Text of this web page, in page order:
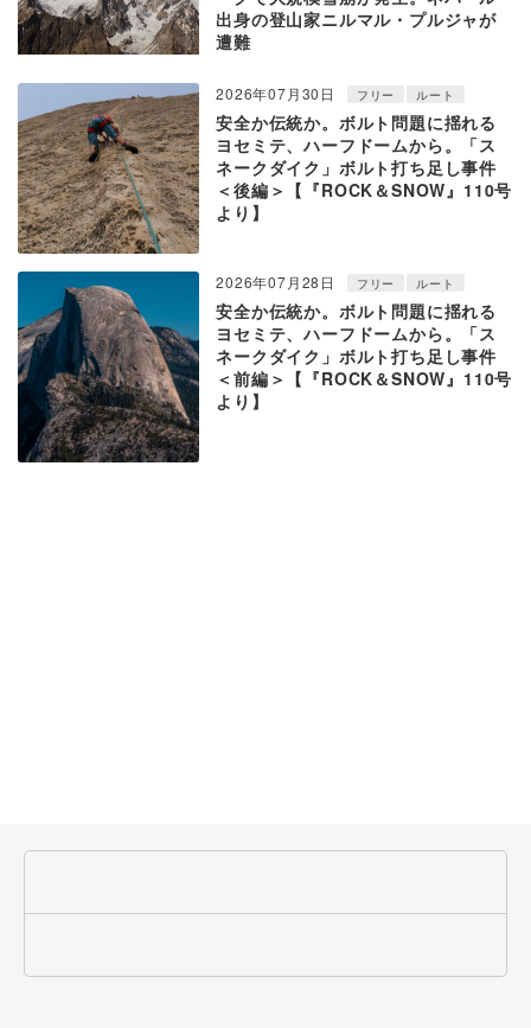
出身の登山家ニルマル・プルジャが
遭難
2026年07月30日 フリー ルート
安全か伝統か。ボルト問題に揺れる
ヨセミテ、ハーフドームから。「ス
ネークダイク」ボルト打ち足し事件
＜後編＞【『ROCK＆SNOW』110号
より】
2026年07月28日 フリー ルート
安全か伝統か。ボルト問題に揺れる
ヨセミテ、ハーフドームから。「ス
ネークダイク」ボルト打ち足し事件
＜前編＞【『ROCK＆SNOW』110号
より】